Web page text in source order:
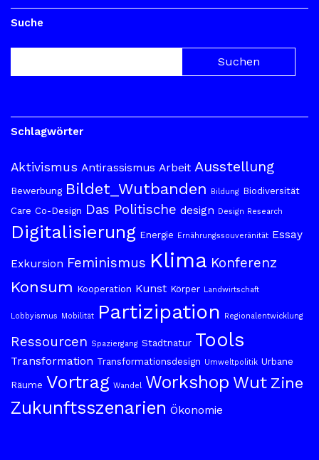
Suche
Schlagwörter
Aktivismus Antirassismus Arbeit Ausstellung
Bewerbung Bildet_Wutbanden Bildung Biodiversität
Care Co-Design Das Politische design Design Research
Digitalisierung Energie Ernährungssouveränität Essay
Exkursion Feminismus Klima Konferenz
Konsum Kooperation Kunst Körper Landwirtschaft
Lobbyismus Mobilität Partizipation Regionalentwicklung
Ressourcen Spaziergang Stadtnatur Tools
Transformation Transformationsdesign Umweltpolitik Urbane
Räume Vortrag Wandel Workshop Wut Zine
Zukunftsszenarien Ökonomie